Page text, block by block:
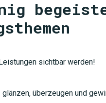
sichtbar werden!
überzeugen und